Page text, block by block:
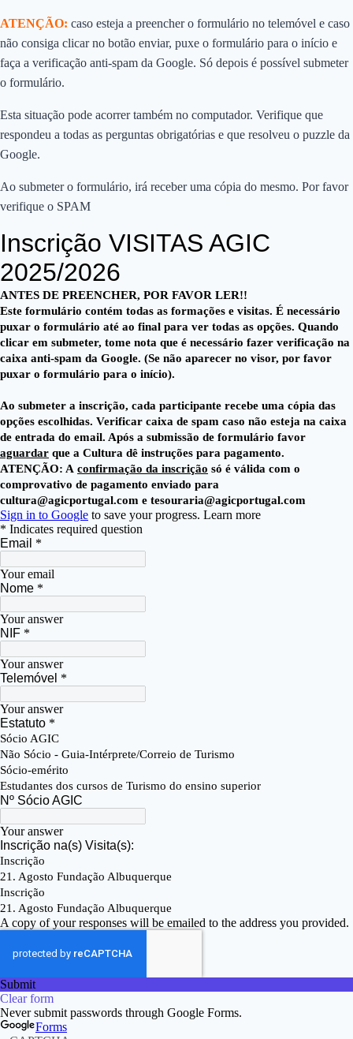
ATENÇÃO: caso esteja a preencher o formulário no telemóvel e caso
não consiga clicar no botão enviar, puxe o formulário para o início e
faça a verificação anti-spam da Google. Só depois é possível submeter
o formulário.
Esta situação pode acorrer também no computador. Verifique que
respondeu a todas as perguntas obrigatórias e que resolveu o puzzle da
Google.
Ao submeter o formulário, irá receber uma cópia do mesmo. Por favor
verifique o SPAM